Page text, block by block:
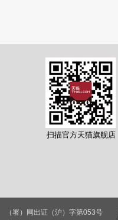
扫描官方天猫旗舰店
（署）网出证（沪）字第053号